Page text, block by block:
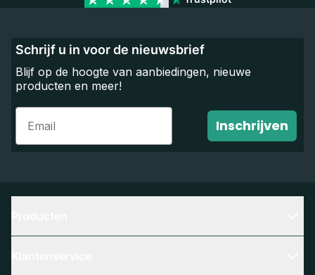
Schrijf u in voor de nieuwsbrief
Blijf op de hoogte van aanbiedingen, nieuwe
producten en meer!
Email
Inschrijven